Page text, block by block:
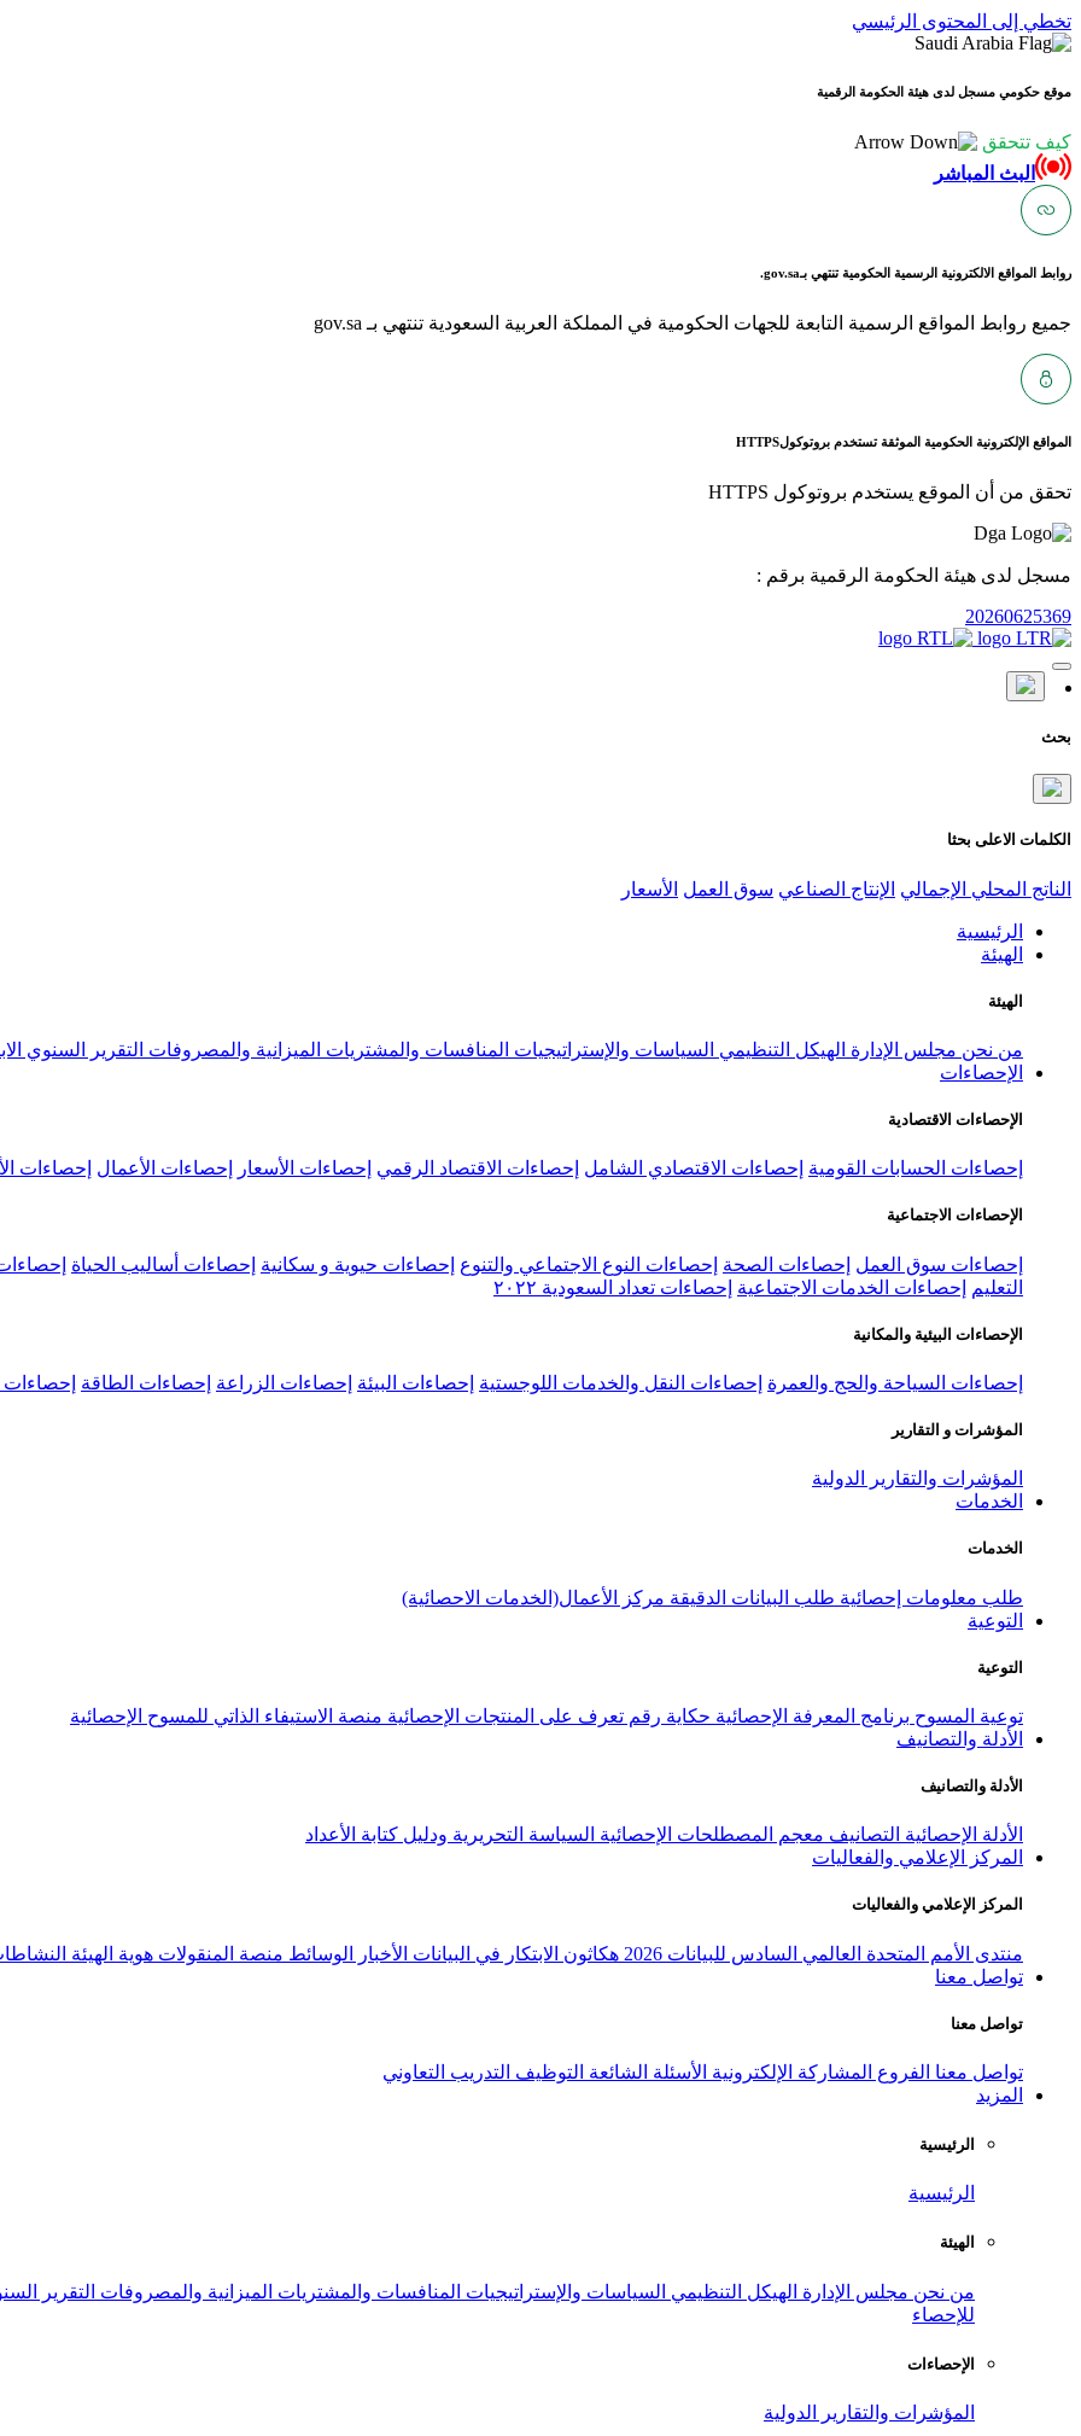
تخطي إلى المحتوى الرئيسي
موقع حكومي مسجل لدى هيئة الحكومة الرقمية
كيف تتحقق
البث المباشر
روابط المواقع الالكترونية الرسمية الحكومية تنتهي بـgov.sa.
جميع روابط المواقع الرسمية التابعة للجهات الحكومية في المملكة العربية السعودية تنتهي بـ gov.sa
المواقع الإلكترونية الحكومية الموثقة تستخدم بروتوكولHTTPS
تحقق من أن الموقع يستخدم بروتوكول HTTPS
مسجل لدى هيئة الحكومة الرقمية برقم :
20260625369
بحث
الكلمات الاعلى بحثا
الناتج المحلي الإجمالي الإنتاج الصناعي سوق العمل الأسعار
الرئيسية
الهيئة
الهيئة
من نحن مجلس الإدارة الهيكل التنظيمي السياسات والإستراتيجيات المنافسات والمشتريات الميزانية والمصروفات التقرير السنوي
الإحصاءات
الإحصاءات الاقتصادية
إحصاءات الحسابات القومية إحصاءات الاقتصادي الشامل إحصاءات الاقتصاد الرقمي إحصاءات الأسعار إحصاءات الأعمال إحصاءات
الإحصاءات الاجتماعية
إحصاءات سوق العمل إحصاءات الصحة إحصاءات النوع الاجتماعي والتنوع إحصاءات حيوية و سكانية إحصاءات أساليب الحياة
التعليم
إحصاءات الخدمات الاجتماعية إحصاءات تعداد السعودية ٢٠٢٢
الإحصاءات البيئية والمكانية
إحصاءات السياحة والحج والعمرة إحصاءات النقل والخدمات اللوجستية إحصاءات البيئة إحصاءات الزراعة إحصاءات الطاقة إحصاءات
المؤشرات و التقارير
المؤشرات والتقارير الدولية
الخدمات
الخدمات
طلب معلومات إحصائية طلب البيانات الدقيقة مركز الأعمال(الخدمات الاحصائية)
التوعية
التوعية
توعية المسوح برنامج المعرفة الإحصائية حكاية رقم تعرف على المنتجات الإحصائية منصة الاستيفاء الذاتي للمسوح الإحصائية
الأدلة والتصانيف
الأدلة والتصانيف
الأدلة الإحصائية التصانيف معجم المصطلحات الإحصائية السياسة التحريرية ودليل كتابة الأعداد
المركز الإعلامي والفعاليات
المركز الإعلامي والفعاليات
منتدى الأمم المتحدة العالمي السادس للبيانات 2026 هكاثون الابتكار في البيانات الأخبار الوسائط منصة المنقولات هوية الهيئة
تواصل معنا
تواصل معنا
تواصل معنا الفروع المشاركة الإلكترونية الأسئلة الشائعة التوظيف التدريب التعاوني
المزيد
الرئيسية
الرئيسية
الهيئة
من نحن مجلس الإدارة الهيكل التنظيمي السياسات والإستراتيجيات المنافسات والمشتريات الميزانية والمصروفات التقرير
للإحصاء
الإحصاءات
المؤشرات والتقارير الدولية